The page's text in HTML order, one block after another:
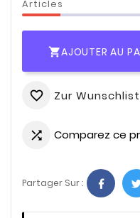
Articles
AJOUTER AU
favorite_border Zur
 Comparez ce
Partager Sur :